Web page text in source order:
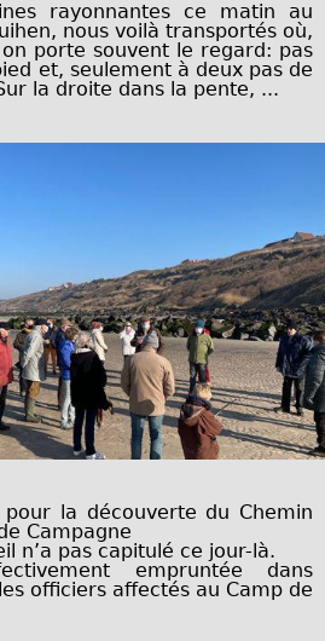
rayonnantes ce matin au
nous voilà transportés où,
porte souvent le regard: pas
et, seulement à deux pas de
la droite dans la pente, ...
la découverte du Chemin
Campagne
n’a pas capitulé ce jour-là.
empruntée dans
officiers affectés au Camp de